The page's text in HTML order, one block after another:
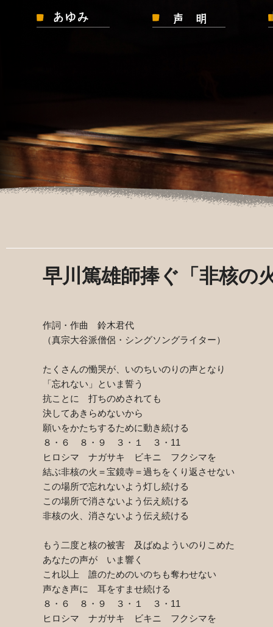
早川篤雄師捧ぐ「非核の
作詞・作曲 鈴木君代
（真宗大谷派僧侶・シングソングライター）
たくさんの慟哭が、いのちいのりの声となり
「忘れない」といま誓う
抗ことに 打ちのめされても
決してあきらめないから
願いをかたちするために動き続ける
８・６ ８・９ ３・１ ３・ 11
ヒロシマ ナガサキ ビキニ フクシマを
結ぶ非核の火＝宝鏡寺＝過ちをくり返させない
この場所で忘れないよう灯し続ける
この場所で消さないよう伝え続ける
非核の火、消さないよう伝え続ける
もう二度と核の被害 及ばぬよういのりこめた
あなたの声が いま響く
これ以上 誰のためのいのちも奪わせない
声なき声に 耳をすませ続ける
８・６ ８・９ ３・１ ３・ 11
ヒロシマ ナガサキ ビキニ フクシマを